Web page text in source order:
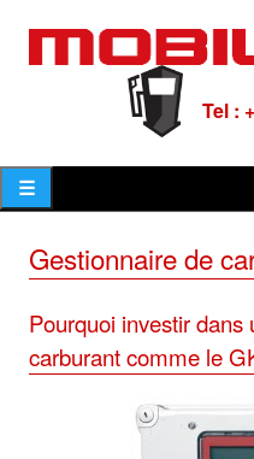
aller
au
placer
le
champ
de
recherche
le
Tel :
☰
Gestionnaire de
Pourquoi investir
carburant comme le